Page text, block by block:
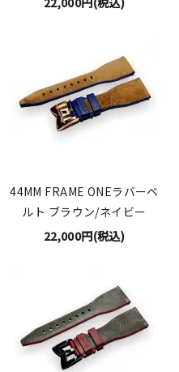
44MM FRAME ONEラバーベ
ルト ブラウン/ネイビー
22,000円(税込)